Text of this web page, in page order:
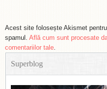
Acest site folosește Akismet
spamul. Află cum sunt procesate
comentariilor tale.
Superblog